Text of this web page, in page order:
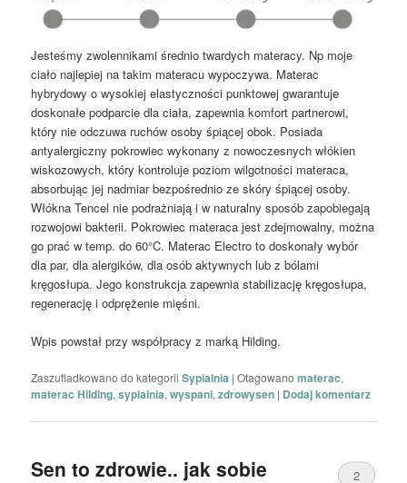
Jesteśmy zwolennikami średnio twardych materacy. Np moje
ciało najlepiej na takim materacu wypoczywa. Materac
hybrydowy o wysokiej elastyczności punktowej gwarantuje
doskonałe podparcie dla ciała, zapewnia komfort partnerowi,
który nie odczuwa ruchów osoby śpiącej obok. Posiada
antyalergiczny pokrowiec wykonany z nowoczesnych włókien
wiskozowych, który kontroluje poziom wilgotności materaca,
absorbując jej nadmiar bezpośrednio ze skóry śpiącej osoby.
Włókna Tencel nie podrażniają i w naturalny sposób zapobiegają
rozwojowi bakterii. Pokrowiec materaca jest zdejmowalny, można
go prać w temp. do 60°C. Materac Electro to doskonały wybór
dla par, dla alergików, dla osób aktywnych lub z bólami
kręgosłupa. Jego konstrukcja zapewnia stabilizację kręgosłupa,
regenerację i odprężenie mięśni.
Wpis powstał przy współpracy z marką Hilding.
Zaszufladkowano do kategorii Sypialnia |Otagowano materac,
materac Hilding,sypialnia,wyspani,zdrowysen | Dodaj komentarz
Sen to zdrowie.. jak sobie 2